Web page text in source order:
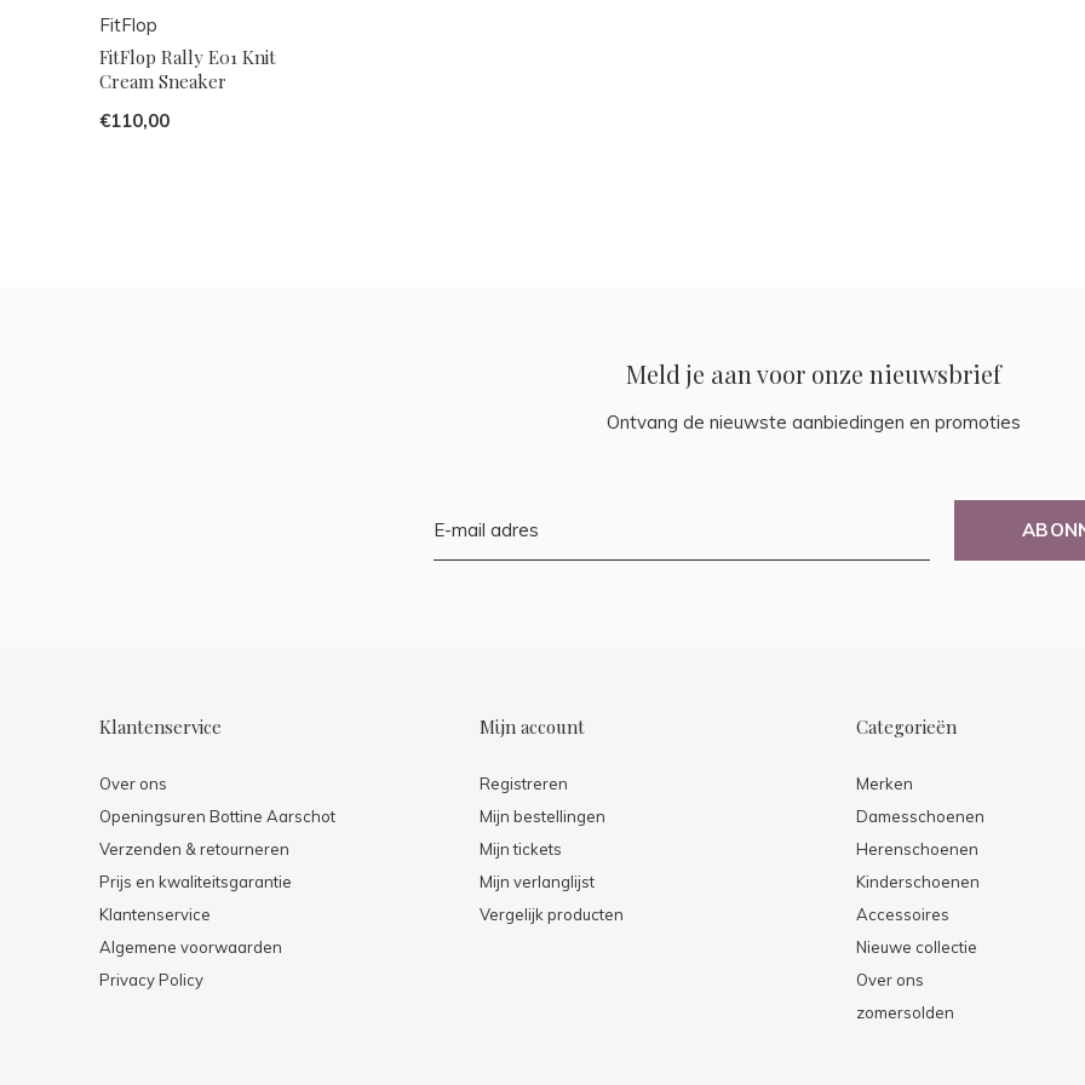
FitFlop
FitFlop Rally E01 Knit
Cream Sneaker
€110,00
Meld je aan voor onze nieuwsbrief
Ontvang de nieuwste aanbiedingen en promoties
Klantenservice
Over ons
Openingsuren Bottine Aarschot
Verzenden & retourneren
Prijs en kwaliteitsgarantie
Klantenservice
Algemene voorwaarden
Privacy Policy
Mijn account
Registreren
Mijn bestellingen
Mijn tickets
Mijn verlanglijst
Vergelijk producten
Categorieën
Merken
Damesschoenen
Herenschoenen
Kinderschoenen
Accessoires
Nieuwe collectie
Over ons
zomersolden